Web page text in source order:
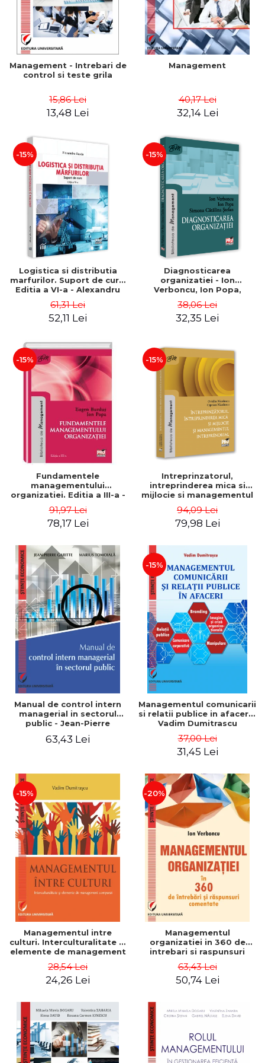
Management - Intrebari de
control si teste grila
15,86 Lei
13,48 Lei
Management
40,17 Lei
32,14 Lei
-15%
Logistica si distributia
marfurilor. Suport de curs.
Editia a VI-a - Alexandru
61,31 Lei
52,11 Lei
-15%
Diagnosticarea
organizatiei - Ion
Verboncu, Ion Popa,
38,06 Lei
32,35 Lei
-15%
Fundamentele
managementului
organizatiei. Editia a III-a -
91,97 Lei
78,17 Lei
-15%
Intreprinzatorul,
intreprinderea mica si
mijlocie si managementul
Nicolescu, Ciprian
Nicolescu
94,09 Lei
79,98 Lei
Manual de control intern
managerial in sectorul
public - Jean-Pierre
63,43 Lei
-15%
Managementul comunicarii
si relatii publice in afaceri -
Vadim Dumitrascu
37,00 Lei
31,45 Lei
-15%
Managementul intre
culturi. Interculturalitate si
elemente de management
Dumitrascu
28,54 Lei
24,26 Lei
-20%
Managementul
organizatiei in 360 de
intrebari si raspunsuri
63,43 Lei
50,74 Lei